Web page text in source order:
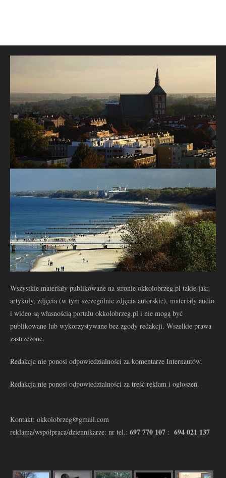
Wszystkie materiały publikowane na stronie okkolobrzeg.pl takie jak:
artykuły, zdjęcia (w tym szczególnie zdjęcia autorskie), materiały audio
i wideo są własnością portalu okkolobrzeg.pl i nie mogą być
publikowane lub wykorzystywane bez zgody redakcji. Wszelkie prawa
zastrzeżone.
Redakcja nie ponosi odpowiedzialności za komentarze Internautów.
Redakcja nie ponosi odpowiedzialności za treść reklam i ogłoszeń.
Kontakt: okkolobrzeg@gmail.com
reklama/współpraca/dziennikarze: nr tel.: 697 770 107 : 694 021 137